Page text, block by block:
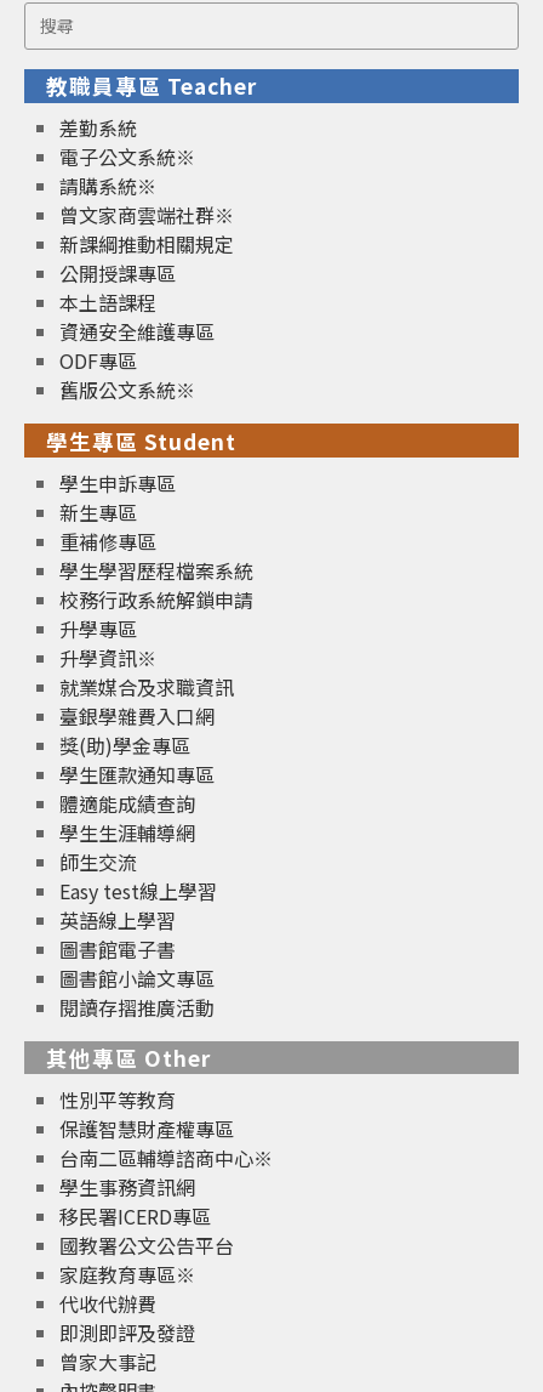
Search
for:
教職員專區 Teacher
差勤系統
電子公文系統※
請購系統※
曾文家商雲端社群※
新課綱推動相關規定
公開授課專區
本土語課程
資通安全維護專區
ODF專區
舊版公文系統※
學生專區 Student
學生申訴專區
新生專區
重補修專區
學生學習歷程檔案系統
校務行政系統解鎖申請
升學專區
升學資訊※
就業媒合及求職資訊
臺銀學雜費入口網
獎(助)學金專區
學生匯款通知專區
體適能成績查詢
學生生涯輔導網
師生交流
Easy test線上學習
英語線上學習
圖書館電子書
圖書館小論文專區
閱讀存摺推廣活動
其他專區 Other
性別平等教育
保護智慧財產權專區
台南二區輔導諮商中心※
學生事務資訊網
移民署ICERD專區
國教署公文公告平台
家庭教育專區※
代收代辦費
即測即評及發證
曾家大事記